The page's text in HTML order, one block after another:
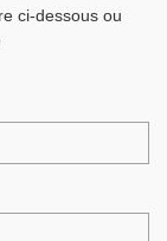
ci-dessous ou